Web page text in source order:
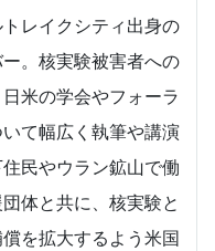
レイクシティ出身の
。核実験被害者への
米の学会やフォーラ
て幅広く執筆や講演
民やウラン鉱山で働
体と共に、核実験と
を拡大するよう米国